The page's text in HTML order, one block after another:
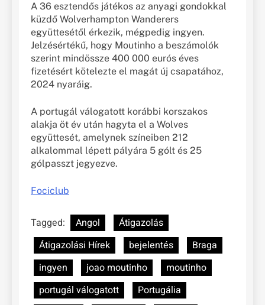
A 36 esztendős játékos az anyagi gondokkal
küzdő Wolverhampton Wanderers
együttesétől érkezik, mégpedig ingyen.
Jelzésértékű, hogy Moutinho a beszámolók
szerint mindössze 400 000 eurós éves
fizetésért kötelezte el magát új csapatához,
2024 nyaráig.
A portugál válogatott korábbi korszakos
alakja öt év után hagyta el a Wolves
együttesét, amelynek színeiben 212
alkalommal lépett pályára 5 gólt és 25
gólpasszt jegyezve.
Fociclub
Tagged: Angol
Átigazolás
Átigazolási Hírek
bejelentés
Braga
ingyen
joao moutinho
moutinho
portugál válogatott
Portugália